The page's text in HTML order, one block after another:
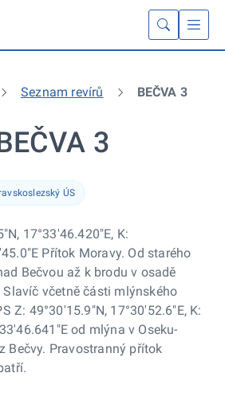
Seznam revírů BEČVA 3
3
ÚS
17°33'46.420"E, K:
Přítok Moravy. Od starého
Bečvou až k brodu v osadě
včetně části mlýnského
Z: 49°30'15.9"N, 17°30'52.6"E, K:
od mlýna v Oseku-
Bečvy. Pravostranný přítok